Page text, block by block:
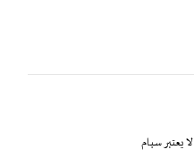
يعتبر سبام